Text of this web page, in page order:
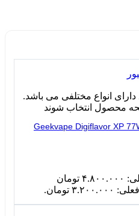
انواع مختلفی می باشد.
محصول انتخاب شوند
قیمت اصلی: ۴.۸۰۰.۰۰۰ تومان
تومان.